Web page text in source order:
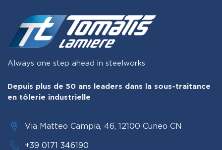
Always one step ahead in steelworks
Depuis plus de 50 ans leaders dans la sous-traitance
en tôlerie industrielle
Via Matteo Campia, 46, 12100 Cuneo CN
+39 0171 346190